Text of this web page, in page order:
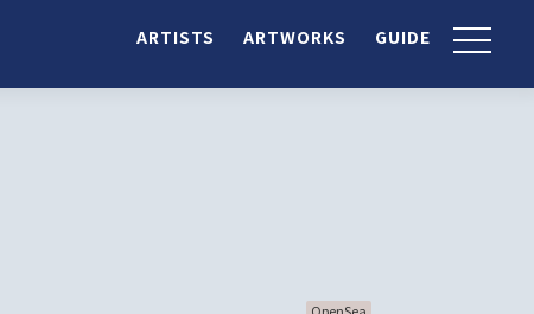
ARTISTS ARTWORKS GUIDE